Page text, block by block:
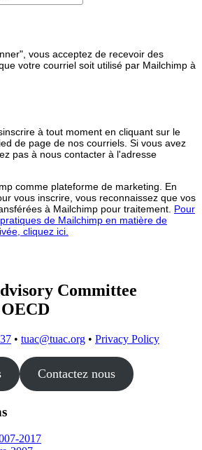
vous acceptez de recevoir des
votre courriel soit utilisé par Mailchimp à
à tout moment en cliquant sur le
de page de nos courriels. Si vous avez
pas à nous contacter à l'adresse
comme plateforme de marketing. En
vous inscrire, vous reconnaissez que vos
à Mailchimp pour traitement. Pour
de Mailchimp en matière de
cliquez ici.
Committee
• tuac@tuac.org • Privacy Policy
Contactez nous
2017